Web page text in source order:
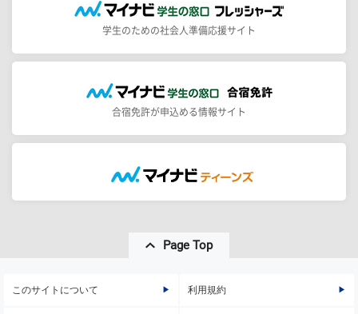
学生のための社会人準備応援サイト
合宿免許が申込める情報サイト
Page Top
このサイトについて 利用規約